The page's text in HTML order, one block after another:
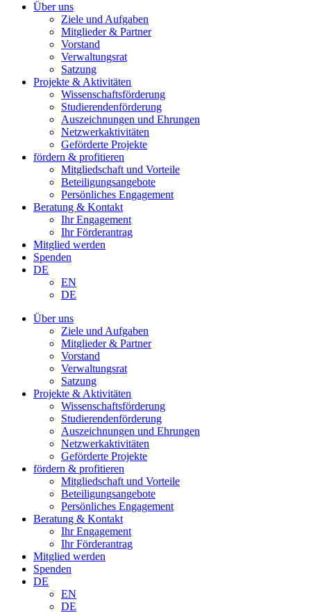
Über uns
Ziele und Aufgaben
Mitglieder & Partner
Vorstand
Verwaltungsrat
Satzung
Projekte & Aktivitäten
Wissenschaftsförderung
Studierendenförderung
Auszeichnungen und Ehrungen
Netzwerkaktivitäten
Geförderte Projekte
fördern & profitieren
Mitgliedschaft und Vorteile
Beteiligungsangebote
Persönliches Engagement
Beratung & Kontakt
Ihr Engagement
Ihr Förderantrag
Mitglied werden
Spenden
DE
EN
DE
Über uns
Ziele und Aufgaben
Mitglieder & Partner
Vorstand
Verwaltungsrat
Satzung
Projekte & Aktivitäten
Wissenschaftsförderung
Studierendenförderung
Auszeichnungen und Ehrungen
Netzwerkaktivitäten
Geförderte Projekte
fördern & profitieren
Mitgliedschaft und Vorteile
Beteiligungsangebote
Persönliches Engagement
Beratung & Kontakt
Ihr Engagement
Ihr Förderantrag
Mitglied werden
Spenden
DE
EN
DE